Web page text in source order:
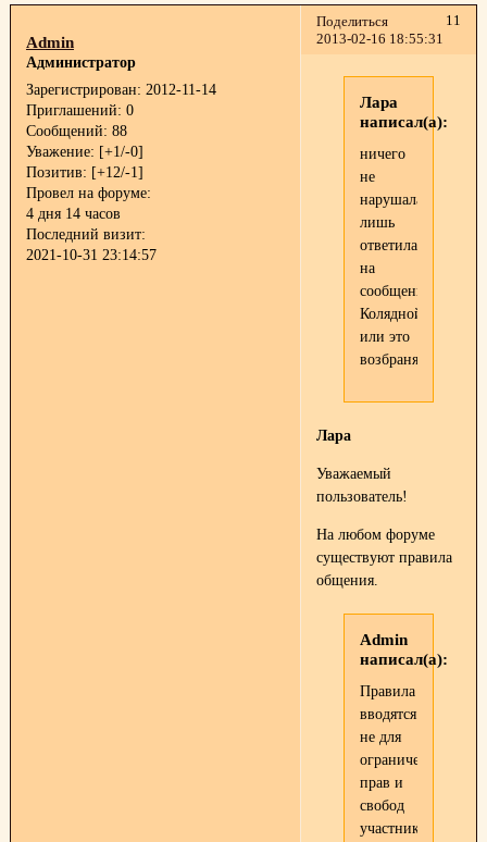
Поделиться
11
2013-02-16 18:55:31
Admin
Администратор
Зарегистрирован: 2012-11-14
Приглашений: 0
Сообщений: 88
Уважение: [+1/-0]
Позитив: [+12/-1]
Провел на форуме:
4 дня 14 часов
Последний визит:
2021-10-31 23:14:57
Лара
написал(а):
ничего
не
нарушала,всего
лишь
ответила
на
сообщение
Колядной
или это
возбраняется?
Лара
Уважаемый
пользователь!
На любом форуме
существуют правила
общения.
Admin
написал(а):
Правила
вводятся
не для
ограничения
прав и
свобод
участников